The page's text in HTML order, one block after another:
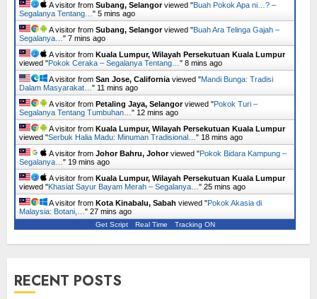
A visitor from Subang, Selangorviewed "Buah Pokok Apa ni…? –
Segalanya Tentang… " 5 mins ago
A visitor from Subang, Selangorviewed "Buah Ara Telinga Gajah –
Segalanya… " 7 mins ago
A visitor from Kuala Lumpur, Wilayah Persekutuan Kuala Lumpur
viewed "Pokok Ceraka – Segalanya Tentang… " 8 mins ago
A visitor from San Jose, California viewed "Mandi Bunga: Tradisi
Dalam Masyarakat… " 11 mins ago
A visitor from Petaling Jaya, Selangorviewed "Pokok Turi –
Segalanya Tentang Tumbuhan… " 12 mins ago
A visitor from Kuala Lumpur, Wilayah Persekutuan Kuala Lumpur
viewed "Serbuk Halia Madu: Minuman Tradisional… " 18 mins ago
A visitor from Johor Bahru, Johorviewed "Pokok Bidara Kampung –
Segalanya… " 19 mins ago
A visitor from Kuala Lumpur, Wilayah Persekutuan Kuala Lumpur
viewed "Khasiat Sayur Bayam Merah – Segalanya… " 25 mins ago
A visitor from Kota Kinabalu, Sabah viewed "Pokok Akasia di
Malaysia: Botani,… " 27 mins ago
Get Script Real Time Tracking ON
RECENT POSTS